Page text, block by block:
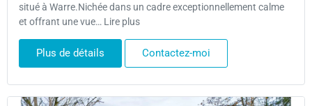
situé à Warre.Nichée dans un cadre exceptionnellement calme
et offrant une vue… Lire plus
Plus de détails Contactez-moi